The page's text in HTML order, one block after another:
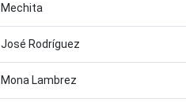
Mechita
José Rodríguez
Mona Lambrez